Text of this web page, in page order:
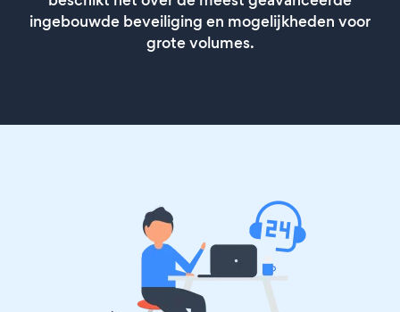
ingebouwde beveiliging en mogelijkheden voor
grote volumes.